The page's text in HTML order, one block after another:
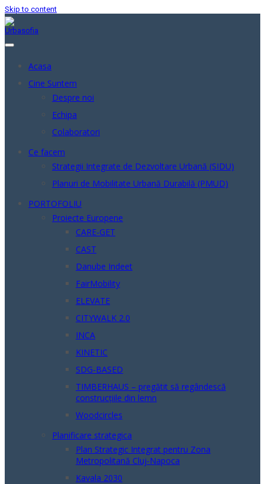
Skip to content
Acasa
Cine Suntem
Despre noi
Echipa
Colaboratori
Ce facem
Strategii Integrate de Dezvoltare Urbană (SIDU)
Planuri de Mobilitate Urbană Durabilă (PMUD)
PORTOFOLIU
Proiecte Europene
CARE-GET
CAST
Danube Indeet
FairMobility
ELEVATE
CITYWALK 2.0
INCA
KINETIC
SDG-BASED
TIMBERHAUS – pregătit să regândescă
construcțiile din lemn
Woodcircles
Planificare strategica
Plan Strategic Integrat pentru Zona
Metropolitană Cluj-Napoca
Kavala 2030